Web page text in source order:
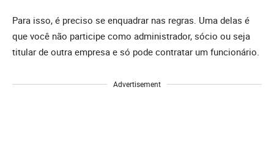
Para isso, é preciso se enquadrar nas regras. Uma delas é
que você não participe como administrador, sócio ou seja
titular de outra empresa e só pode contratar um funcionário.
Advertisement